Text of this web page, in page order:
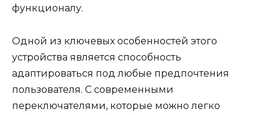
функционалу.
Одной из ключевых особенностей этого
устройства является способность
адаптироваться под любые предпочтения
пользователя. С современными
переключателями, которые можно легко